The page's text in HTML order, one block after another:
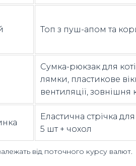
Топ з пуш-апом та
Сумка-рюкзак для
лямки, пластикове
вентиляції,
Еластична стрічка
5 шт + чохол
від поточного курсу валют.